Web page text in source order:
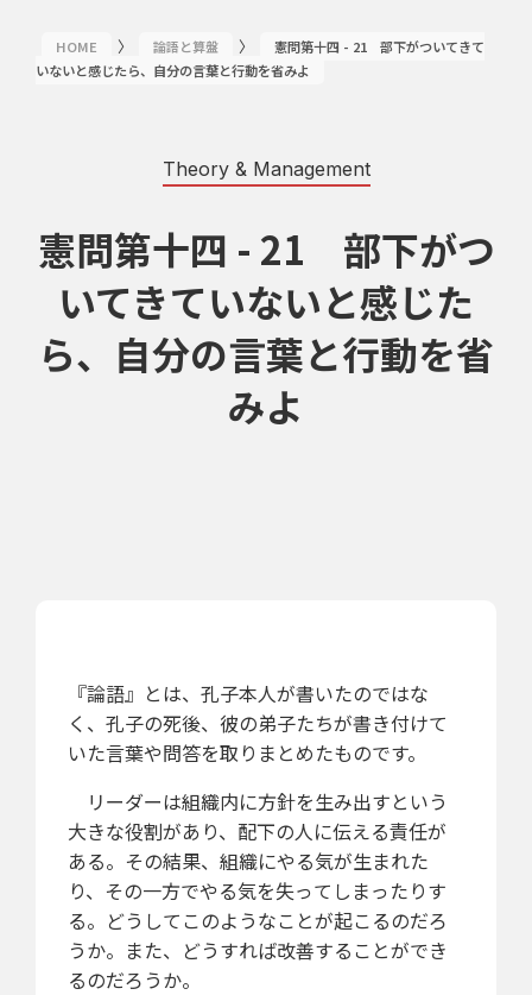
HOME 〉 論語と算盤 〉
憲問第十四 - 21 部下がついてきて
いないと感じたら、自分の言葉と行動を省みよ
Theory & Management
憲問第十四 - 21 部下がつ
いてきていないと感じた
ら、自分の言葉と行動を省
みよ
『論語』とは、孔子本人が書いたのではな
く、孔子の死後、彼の弟子たちが書き付けて
いた言葉や問答を取りまとめたものです。
リーダーは組織内に方針を生み出すという
大きな役割があり、配下の人に伝える責任が
ある。その結果、組織にやる気が生まれた
り、その一方でやる気を失ってしまったりす
る。どうしてこのようなことが起こるのだろ
うか。また、どうすれば改善することができ
るのだろうか。